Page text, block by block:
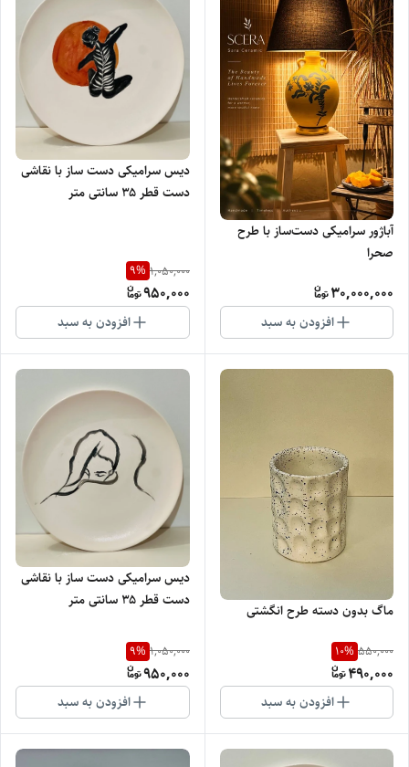
آباژور سرامیکی دست‌ساز با طرح
صحرا
30,000,000
افزودن به سبد
دیس سرامیکی دست ساز با نقاشی
دست قطر ۳۵ سانتی متر
1,050,000
9%
950,000
افزودن به سبد
ماگ بدون دسته طرح انگشتی
550,000
10%
490,000
افزودن به سبد
دیس سرامیکی دست ساز با نقاشی
دست قطر ۳۵ سانتی متر
1,050,000
9%
950,000
افزودن به سبد